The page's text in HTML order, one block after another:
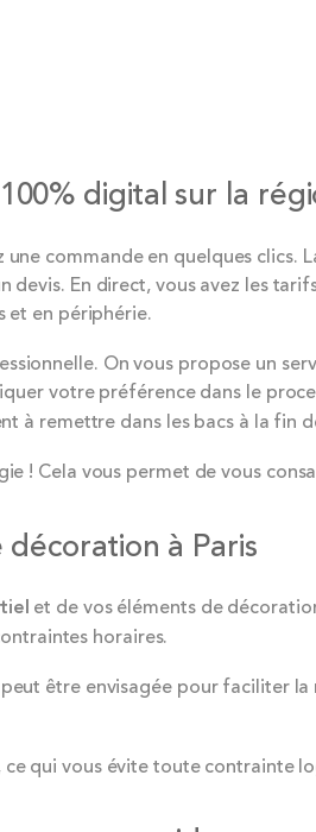
digital sur la
commande en quelques
devis. En direct, vous avez les
et en périphérie.
On vous propose un
votre préférence dans le
à remettre dans les bacs à la fin
! Cela vous permet de vous
à Paris
et de vos éléments de
horaires.
peut être envisagée pour faciliter la
ce qui vous évite toute contrainte